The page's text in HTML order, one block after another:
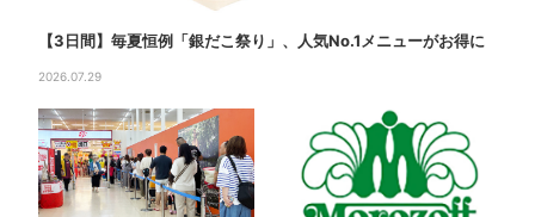
【3日間】毎夏恒例「銀だこ祭り」、人気No.1メニューがお得に
2026.07.29